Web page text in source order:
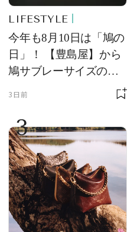
LIFESTYLE
今年も8月10日は「鳩の
日」！ 【豊島屋】から
鳩サブレーサイズのポ
ーチ「はとっこ」を限
3日前
3